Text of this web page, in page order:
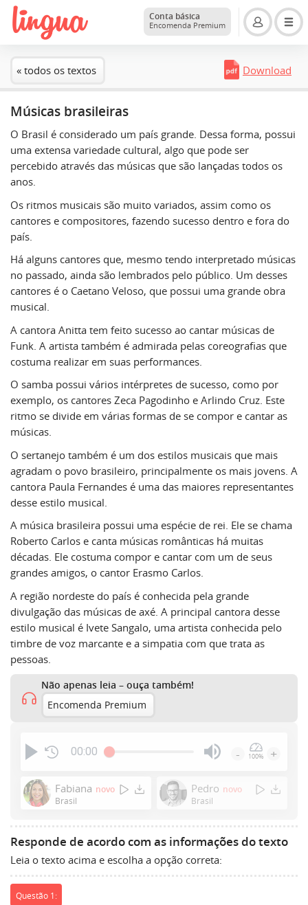
Conta básica
Encomenda Premium
« todos os textos Download
Músicas brasileiras
O Brasil é considerado um país grande. Dessa forma, possui
uma extensa variedade cultural, algo que pode ser
percebido através das músicas que são lançadas todos os
anos.
Os ritmos musicais são muito variados, assim como os
cantores e compositores, fazendo sucesso dentro e fora do
país.
Há alguns cantores que, mesmo tendo interpretado músicas
no passado, ainda são lembrados pelo público. Um desses
cantores é o Caetano Veloso, que possui uma grande obra
musical.
A cantora Anitta tem feito sucesso ao cantar músicas de
Funk. A artista também é admirada pelas coreografias que
costuma realizar em suas performances.
O samba possui vários intérpretes de sucesso, como por
exemplo, os cantores Zeca Pagodinho e Arlindo Cruz. Este
ritmo se divide em várias formas de se compor e cantar as
músicas.
O sertanejo também é um dos estilos musicais que mais
agradam o povo brasileiro, principalmente os mais jovens. A
cantora Paula Fernandes é uma das maiores representantes
desse estilo musical.
A música brasileira possui uma espécie de rei. Ele se chama
Roberto Carlos e canta músicas românticas há muitas
décadas. Ele costuma compor e cantar com um de seus
grandes amigos, o cantor Erasmo Carlos.
A região nordeste do país é conhecida pela grande
divulgação das músicas de axé. A principal cantora desse
estilo musical é Ivete Sangalo, uma artista conhecida pelo
timbre de voz marcante e a simpatia com que trata as
pessoas.
Não apenas leia – ouça também!
Encomenda Premium
00:00
Enter
or
show
volume
- 100% +
Fabiana novo
Brasil
Pedro novo
Brasil
Responde de acordo com as informações do texto
Leia o texto acima e escolha a opção correta:
Questão 1: